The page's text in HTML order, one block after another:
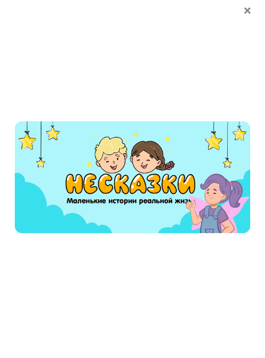
Сложно подобрать ребенку хорошую
аудиосказку, чтобы он мог послушать ее перед
сном. Мы советуем сказку для детей на ночь
Лунтик - Доброе дело Детскую сказку будет
удобно слушать на мобильном телефоне или
на планшете, ведь сайт специально
создавался для того чтобы родители могли
×